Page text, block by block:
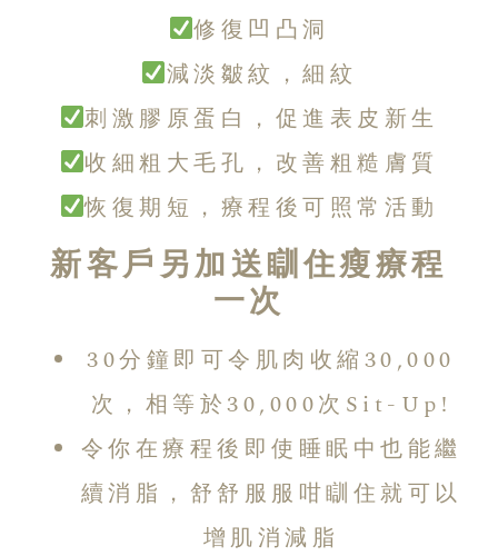
修復凹凸洞
減淡皺紋，細紋
刺激膠原蛋白，促進表皮新生
收細粗大毛孔，改善粗糙膚質
恢復期短，療程後可照常活動
新客戶另加送瞓住瘦療程
一次
30分鐘即可令肌肉收縮30,000
次，相等於30,000次Sit-Up!
令你在療程後即使睡眠中也能繼
續消脂，舒舒服服咁瞓住就可以
增肌消減脂